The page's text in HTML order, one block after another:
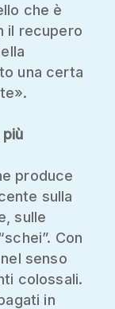
che è
il recupero
una certa
produce
sulla
sulle
Con
senso
colossali.
in